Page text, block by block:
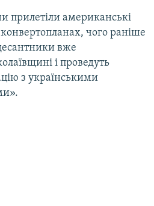
прилетіли американські
чого раніше
вже
і проведуть
з українськими